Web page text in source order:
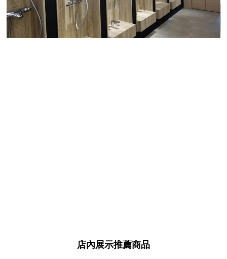
店內展示推薦商品